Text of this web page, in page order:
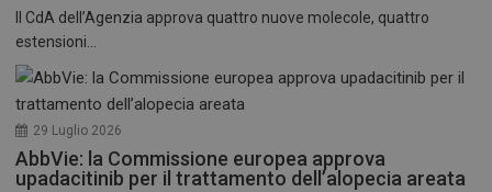
Il CdA dell’Agenzia approva quattro nuove molecole, quattro
estensioni...
29 Luglio 2026
AbbVie: la Commissione europea approva
upadacitinib per il trattamento dell’alopecia areata